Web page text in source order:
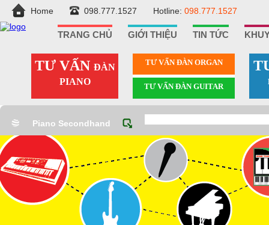
Home 098.777.1527 Hotline: 098.777.1527
TRANG CHỦ GIỚI THIỆU TIN TỨC
TƯ VẤN ĐÀN
PIANO
TƯ VẤN ÐÀN ORGAN
TƯ VẤN ÐÀN GUITAR
Piano Secondhand